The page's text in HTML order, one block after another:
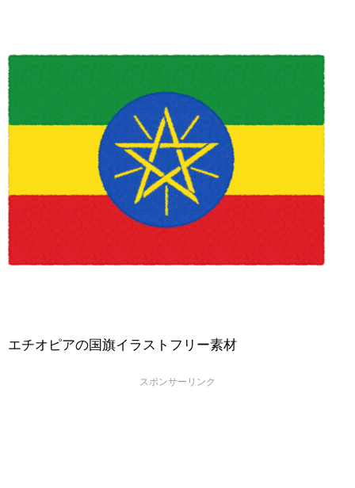
エチオピアの国旗イラストフリー素材
スポンサーリンク